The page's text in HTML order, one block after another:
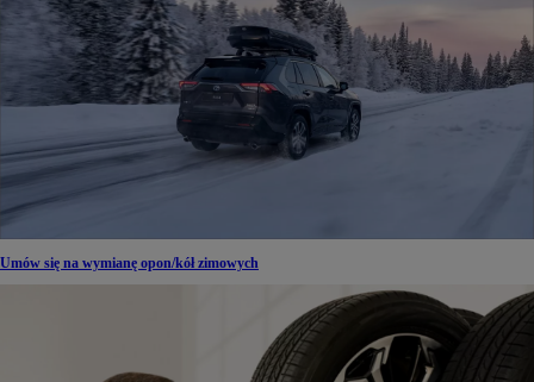
Umów się na wymianę opon/kół zimowych